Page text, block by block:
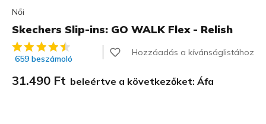
Női
Skechers Slip-ins: GO WALK Flex - Relish
4,4 az 5-ből ügyfélértékelés
659 beszámoló
Hozzáadás a kívánságlistához
31.490 Ft beleértve a következőket: Áfa